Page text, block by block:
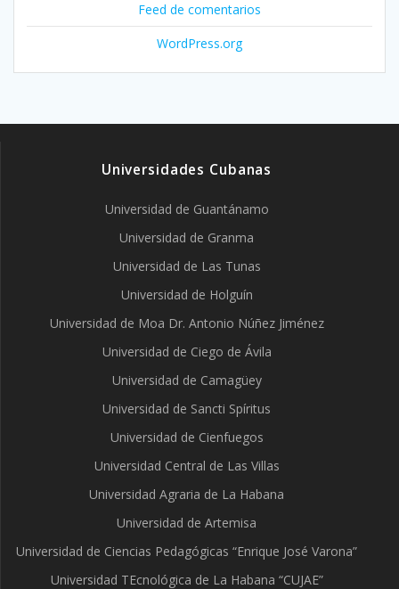
Feed de comentarios
WordPress.org
Universidades Cubanas
Universidad de Guantánamo
Universidad de Granma
Universidad de Las Tunas
Universidad de Holguín
Universidad de Moa Dr. Antonio Núñez Jiménez
Universidad de Ciego de Ávila
Universidad de Camagüey
Universidad de Sancti Spíritus
Universidad de Cienfuegos
Universidad Central de Las Villas
Universidad Agraria de La Habana
Universidad de Artemisa
Universidad de Ciencias Pedagógicas “Enrique José Varona”
Universidad TEcnológica de La Habana “CUJAE”